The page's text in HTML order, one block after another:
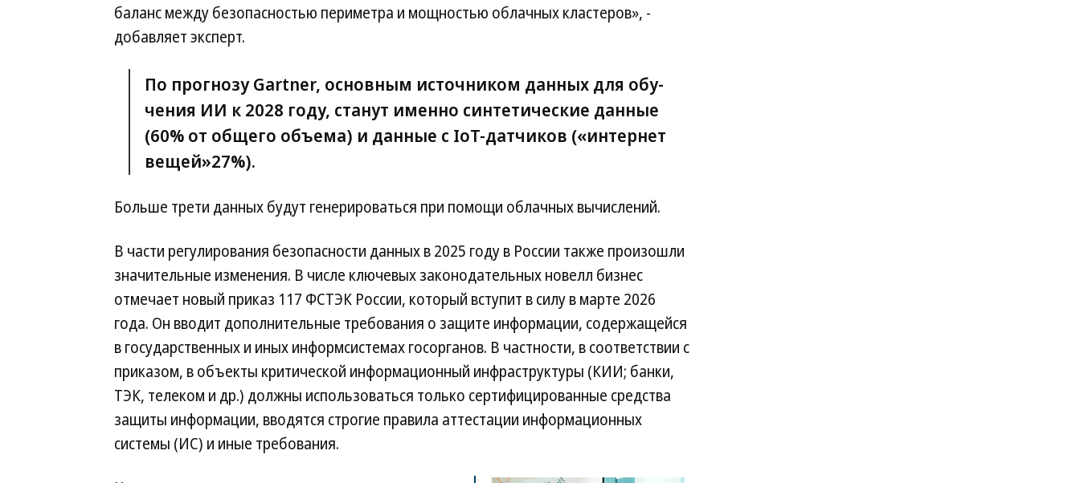
баланс между безопасностью периметра и мощностью облачных кластеров», -
добавляет эксперт.
По прогнозу Gartner, основным ис­точ­ни­ком дан­ных для обу­
чения ИИ к 2028 году, ста­нут именно син­те­тичес­кие дан­ные
(60% от об­ще­го объ­ема) и дан­ные с IoT-дат­чи­ков («интернет
вещей»27%).
Боль­ше тре­ти дан­ных бу­дут ге­нери­ровать­ся при по­мощи об­лач­ных вы­чис­ле­ний.
В части регулирования безопасности данных в 2025 году в России также произошли
значительные изменения. В числе ключевых законодательных новелл бизнес
отмечает новый приказ 117 ФСТЭК России, который вступит в силу в марте 2026
года. Он вводит дополнительные требования о защите информации, содержащейся
в государственных и иных информсистемах госорганов. В частности, в соответствии с
приказом, в объекты критической информационный инфраструктуры (КИИ; банки,
ТЭК, телеком и др.) должны использоваться только сертифицированные средства
защиты информации, вводятся строгие правила аттестации информационных
системы (ИС) и иные требования.